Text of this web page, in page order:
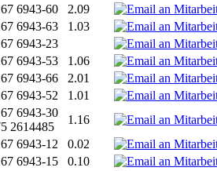
6943-60 2.09
6943-63 1.03
6943-23
6943-53 1.06
6943-66 2.01
6943-52 1.01
6943-30
2614485
1.16
6943-12 0.02
6943-15 0.10